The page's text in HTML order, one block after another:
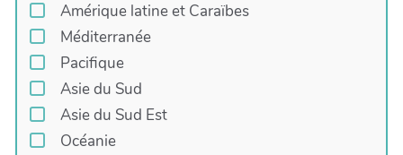
Amérique latine et Caraïbes
Méditerranée
Pacifique
Asie du Sud
Asie du Sud Est
Océanie